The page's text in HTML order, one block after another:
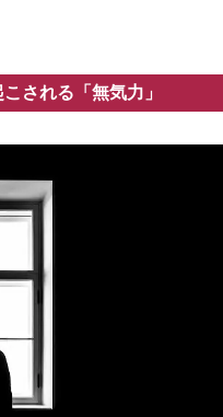
される「無気力」